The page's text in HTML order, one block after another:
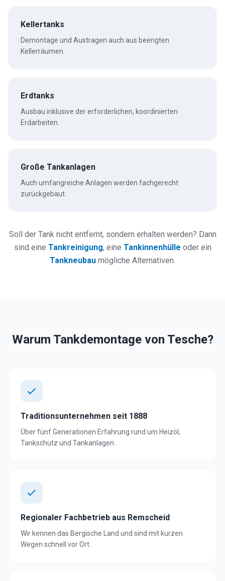
Kellertanks
Demontage und Austragen auch aus beengten
Kellerräumen.
Erdtanks
Ausbau inklusive der erforderlichen, koordinierten
Erdarbeiten.
Große Tankanlagen
Auch umfangreiche Anlagen werden fachgerecht
zurückgebaut.
Soll der Tank nicht entfernt, sondern erhalten werden? Dann
sind eine Tankreinigung, eine Tankinnenhülle oder ein
Tankneubau mögliche Alternativen.
Warum Tankdemontage von Tesche?
Traditionsunternehmen seit 1888
Über fünf Generationen Erfahrung rund um Heizöl,
Tankschutz und Tankanlagen.
Regionaler Fachbetrieb aus Remscheid
Wir kennen das Bergische Land und sind mit kurzen
Wegen schnell vor Ort.